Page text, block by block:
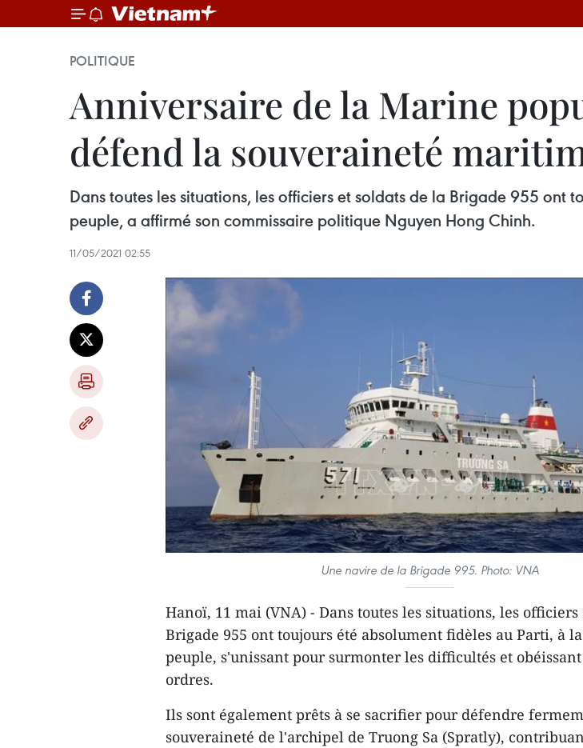
POLITIQUE
Anniversaire de la Marine
défend la souveraineté
Dans toutes les situations, les officiers et soldats de la Brigade 955 ont
peuple, a affirmé son commissaire politique Nguyen Hong Chinh.
11/05/2021 02:55
Une navire de la Brigade 995. Photo: VNA
Hanoï, 11 mai (VNA) - Dans toutes les situations, les officiers
Brigade 955 ont toujours été absolument fidèles au Parti, à
peuple, s'unissant pour surmonter les difficultés et
ordres.
Ils sont également prêts à se sacrifier pour défendre
souveraineté de l'archipel de Truong Sa (Spratly),